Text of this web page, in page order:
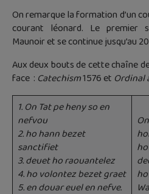
On remarque la formation d’un
courant léonard. Le premier
Maunoir et se continue jusqu’au
Aux deux bouts de cette chaîne
face : Catechism1576 et Ordinal
1. On Tat pe heny so en
nefvou
2. ho hann bezet
sanctifiet
3. deuet ho raouantelez
4. ho volontez bezet graet
5. en douar euel en nefve.